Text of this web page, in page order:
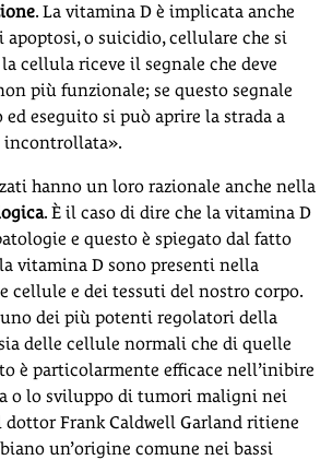
. La vitamina D è implicata anche
apoptosi, o suicidio, cellulare che si
cellula riceve il segnale che deve
più funzionale; se questo segnale
eseguito si può aprire la strada a
incontrollata».
hanno un loro razionale anche nella
. È il caso di dire che la vitamina D
e questo è spiegato dal fatto
vitamina D sono presenti nella
cellule e dei tessuti del nostro corpo.
uno dei più potenti regolatori della
delle cellule normali che di quelle
è particolarmente efficace nell’inibire
o lo sviluppo di tumori maligni nei
Frank Caldwell Garland ritiene
un’origine comune nei bassi